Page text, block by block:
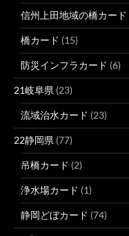
信州上田地域の橋カード
橋カード (15)
防災インフラカード (6)
21岐阜県 (23)
流域治水カード (23)
22静岡県 (77)
吊橋カード (2)
浄水場カード (1)
静岡どぼカード (74)